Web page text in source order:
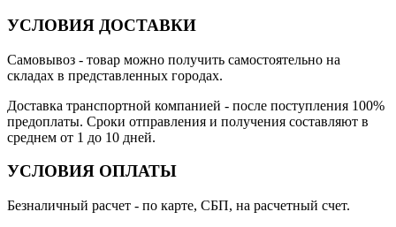
УСЛОВИЯ ДОСТАВКИ
Самовывоз - товар можно получить самостоятельно на
складах в представленных городах.
Доставка транспортной компанией - после поступления 100%
предоплаты. Сроки отправления и получения составляют в
среднем от 1 до 10 дней.
УСЛОВИЯ ОПЛАТЫ
Безналичный расчет - по карте, СБП, на расчетный счет.